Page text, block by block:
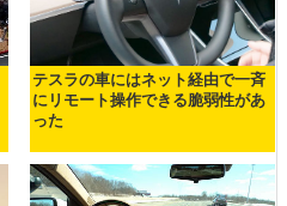
テスラの車にはネット経由で一斉
にリモート操作できる脆弱性があ
った